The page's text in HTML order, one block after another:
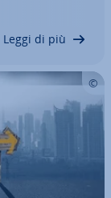
Leggi di più